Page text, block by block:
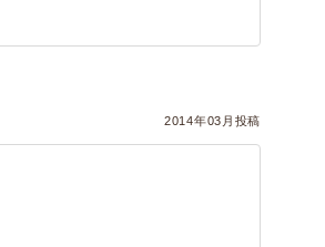
2014年03月投稿